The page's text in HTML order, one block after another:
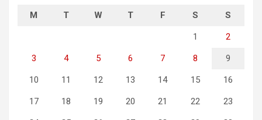
M T W T F S S
1 2
3 4 5 6 7 8 9
10 11 12 13 14 15 16
17 18 19 20 21 22 23